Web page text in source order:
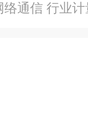
> 空天网络通信 行